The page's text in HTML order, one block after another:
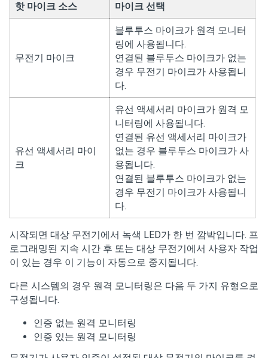
핫 마이크 소스 마이크 선택
무전기 마이크
블루투스 마이크가 원격 모니터
링에 사용됩니다.
연결된 블루투스 마이크가 없는
경우 무전기 마이크가 사용됩니
다.
유선 액세서리 마이
크
유선 액세서리 마이크가 원격 모
니터링에 사용됩니다.
연결된 유선 액세서리 마이크가
없는 경우 블루투스 마이크가 사
용됩니다.
연결된 블루투스 마이크가 없는
경우 무전기 마이크가 사용됩니
다.
시작되면 대상 무전기에서 녹색 LED가 한 번 깜박입니다. 프
로그래밍된 지속 시간 후 또는 대상 무전기에서 사용자 작업
이 있는 경우 이 기능이 자동으로 중지됩니다.
다른 시스템의 경우 원격 모니터링은 다음 두 가지 유형으로
구성됩니다.
인증 없는 원격 모니터링
인증 있는 원격 모니터링